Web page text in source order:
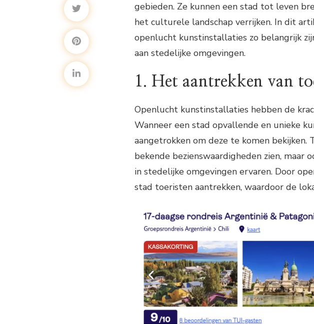
gebieden. Ze kunnen een stad tot leven
het culturele landschap verrijken. In dit
openlucht kunstinstallaties zo belangrijk
aan stedelijke omgevingen.
1. Het aantrekken van
Openlucht kunstinstallaties hebben de
Wanneer een stad opvallende en unieke
aangetrokken om deze te komen
bekende bezienswaardigheden zien, maar
in stedelijke omgevingen ervaren. Door
stad toeristen aantrekken, waardoor de